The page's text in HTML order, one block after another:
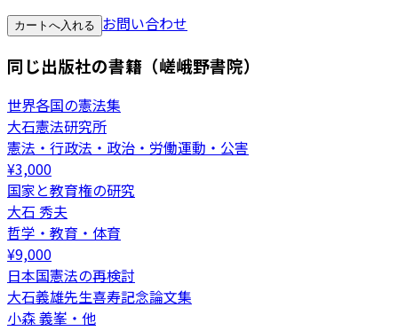
カートへ入れる お問い合わせ
同じ出版社の書籍（嵯峨野書院）
世界各国の憲法集
大石憲法研究所
憲法・行政法・政治・労働運動・公害
¥3,000
国家と教育権の研究
大石 秀夫
哲学・教育・体育
¥9,000
日本国憲法の再検討
大石義雄先生喜寿記念論文集
小森 義峯・他